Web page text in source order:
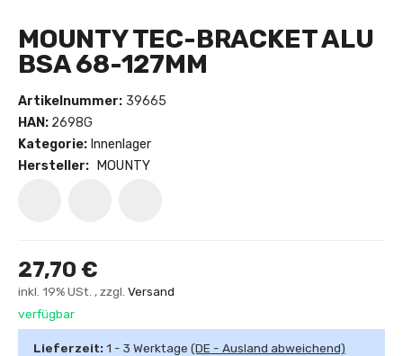
MOUNTY TEC-BRACKET ALU
BSA 68-127MM
Artikelnummer: 39665
HAN: 2698G
Kategorie: Innenlager
Hersteller:
MOUNTY
27,70 €
inkl. 19% USt. , zzgl. Versand
verfügbar
Lieferzeit: 1 - 3 Werktage (DE - Ausland abweichend)